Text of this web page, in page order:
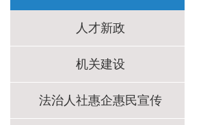
人才新政
机关建设
法治人社惠企惠民宣传